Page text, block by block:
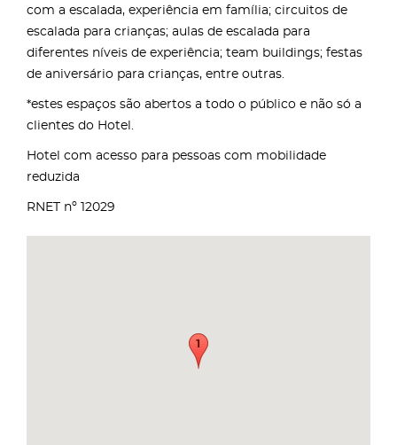
com a escalada, experiência em família; circuitos de
escalada para crianças; aulas de escalada para
diferentes níveis de experiência; team buildings; festas
de aniversário para crianças, entre outras.
*estes espaços são abertos a todo o público e não só a
clientes do Hotel.
Hotel com acesso para pessoas com mobilidade
reduzida
RNET nº 12029